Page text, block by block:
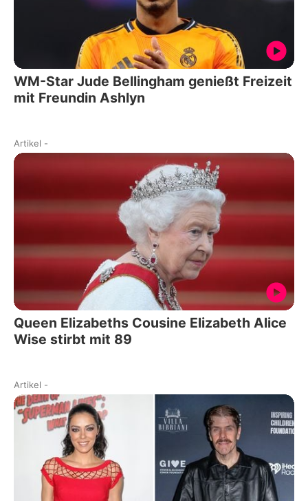
WM-Star Jude Bellingham genießt Freizeit
mit Freundin Ashlyn
Artikel -
Queen Elizabeths Cousine Elizabeth Alice
Wise stirbt mit 89
Artikel -